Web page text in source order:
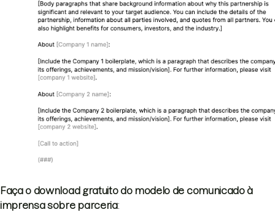
Faça o download gratuito do modelo de comunicado à
imprensa sobre parceria: